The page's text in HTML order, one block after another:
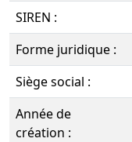
SIREN :
Forme juridique :
Siège social :
Année de
création :